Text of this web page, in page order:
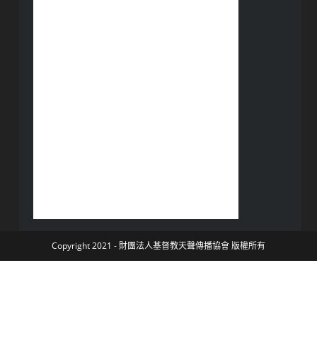
Copyright 2021 - 財團法人基督教天聲傳播協會 版權所有